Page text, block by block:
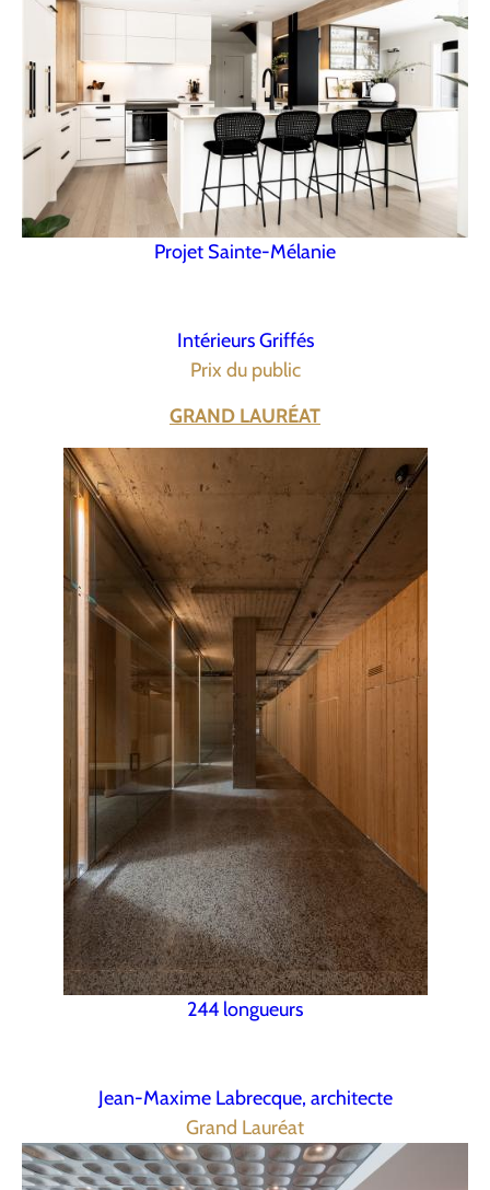
Projet Sainte-Mélanie
Intérieurs Griffés
Prix du public
GRAND LAURÉAT
244 longueurs
Jean-Maxime Labrecque, architecte
Grand Lauréat